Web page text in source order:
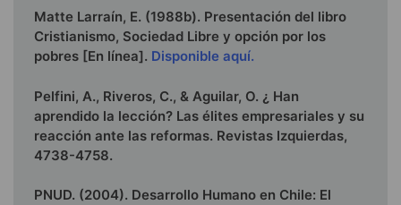
Matte Larraín, E. (1988b). Presentación del libro
Cristianismo, Sociedad Libre y opción por los
pobres [En línea]. Disponible aquí.
Pelfini, A., Riveros, C., & Aguilar, O. ¿ Han
aprendido la lección? Las élites empresariales y su
reacción ante las reformas. Revistas Izquierdas,
4738-4758.
PNUD. (2004). Desarrollo Humano en Chile: El